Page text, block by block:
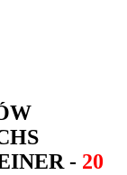
- 20